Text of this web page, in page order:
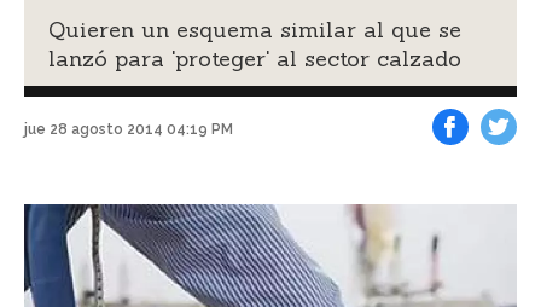
Quieren un esquema similar al que se
lanzó para 'proteger' al sector calzado
jue 28 agosto 2014 04:19 PM